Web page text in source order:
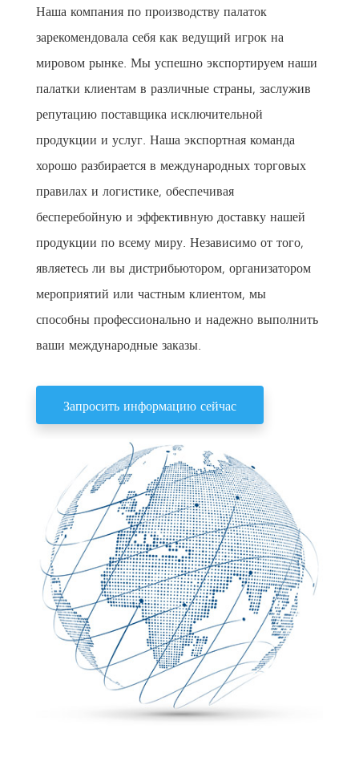
Наша компания по производству палаток
зарекомендовала себя как ведущий игрок на
мировом рынке. Мы успешно экспортируем наши
палатки клиентам в различные страны, заслужив
репутацию поставщика исключительной
продукции и услуг. Наша экспортная команда
хорошо разбирается в международных торговых
правилах и логистике, обеспечивая
бесперебойную и эффективную доставку нашей
продукции по всему миру. Независимо от того,
являетесь ли вы дистрибьютором, организатором
мероприятий или частным клиентом, мы
способны профессионально и надежно выполнить
ваши международные заказы.
Запросить информацию сейчас